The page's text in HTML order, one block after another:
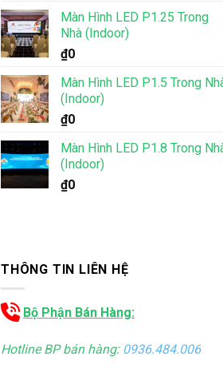
Màn Hình LED P1.25 Trong
Nhà (Indoor)
₫0
Màn Hình LED P1.5 Trong
(Indoor)
₫0
Màn Hình LED P1.8 Trong
(Indoor)
₫0
THÔNG TIN LIÊN HỆ
Bộ Phận Bán Hàng:
Hotline BP bán hàng: 0936.484.006